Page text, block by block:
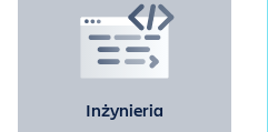
Inżynieria